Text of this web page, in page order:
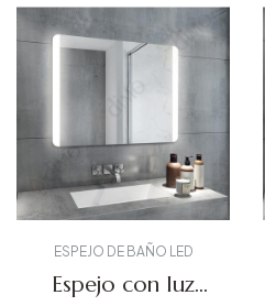
ESPEJO DE BAÑO LED
Espejo con luz